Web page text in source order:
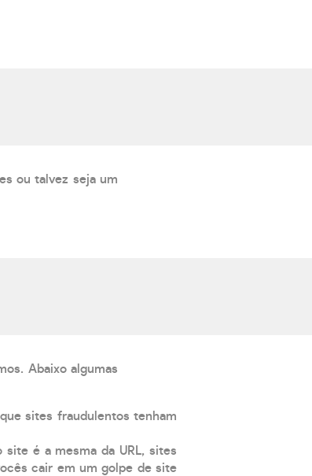
ou talvez seja um
Abaixo algumas
sites fraudulentos tenham
é a mesma da URL, sites
cair em um golpe de site